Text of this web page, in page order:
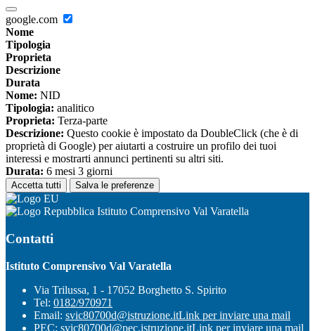
google.com
Nome
Tipologia
Proprieta
Descrizione
Durata
Nome: NID
Tipologia: analitico
Proprieta: Terza-parte
Descrizione: Questo cookie è impostato da DoubleClick (che è di
proprietà di Google) per aiutarti a costruire un profilo dei tuoi
interessi e mostrarti annunci pertinenti su altri siti.
Durata: 6 mesi 3 giorni
Accetta tutti Salva le preferenze
Istituto Comprensivo Val Varatella
Contatti
Istituto Comprensivo Val Varatella
Via Trilussa, 1 - 17052 Borghetto S. Spirito
Tel: 0182/970971
Email: svic80700d@istruzione.itLink per inviare una mail
PEC: svic80700d@pec.istruzione.itLink per inviare una mail